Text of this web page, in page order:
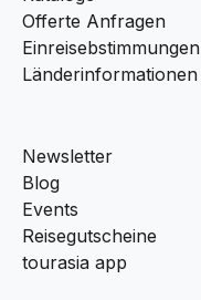
Offerte Anfragen
Einreisebstimmungen
Länderinformationen
Newsletter
Blog
Events
Reisegutscheine
tourasia app